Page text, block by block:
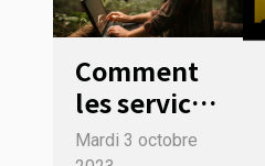
Comment
les services
bancaires
Mardi 3 octobre